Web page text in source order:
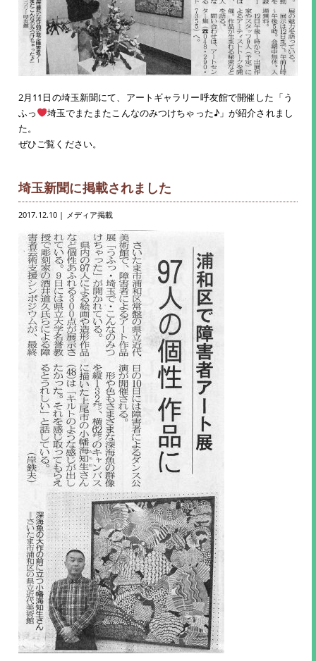
2月11日の埼玉新聞にて、アートギャラリー呼友館で開催した「う
ふっ
埼玉でまたまたこんなのみつけちゃった♪」が紹介されまし
た。
ぜひご覧ください。
埼玉新聞に掲載されました
2017.12.10 | メディア掲載